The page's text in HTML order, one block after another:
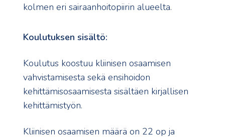
kolmen eri sairaanhoitopiirin alueelta.
Koulutuksen sisältö:
Koulutus koostuu kliinisen osaamisen
vahvistamisesta sekä ensihoidon
kehittämisosaamisesta sisältäen kirjallisen
kehittämistyön.
Kliinisen osaamisen määrä on 22 op ja